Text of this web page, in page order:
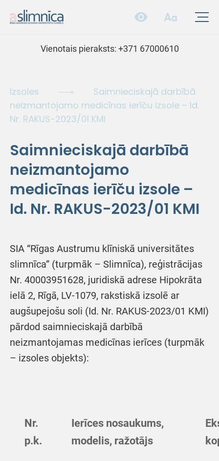
Vienotais pieraksts: +371 67000610
Izsoles
Saimnieciskajā darbībā
neizmantojamo medicīnas ierīču izsole – Id.
Nr. RAKUS-2023/01 KMI
Saimnieciskajā darbībā
neizmantojamo
medicīnas ierīču izsole –
Id. Nr. RAKUS-2023/01 KMI
SIA “Rīgas Austrumu klīniskā universitātes
slimnīca” (turpmāk – Slimnīca), reģistrācijas
Nr. 40003951628, juridiskā adrese Hipokrāta
ielā 2, Rīgā, LV-1079, rakstiskā izsolē ar
augšupejošu soli (Id. Nr. RAKUS-2023/01 KMI)
pārdod saimnieciskajā darbībā
neizmantojamas medicīnas ierīces (turpmāk
– izsoles objekts):
Nr.
p.k.
Ierīces nosaukums,
modelis, ražotājs